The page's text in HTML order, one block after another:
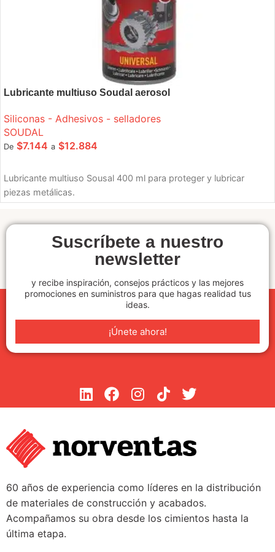
Lubricante multiuso Soudal aerosol
Siliconas - Adhesivos - selladores
SOUDAL
De $7.144 a $12.884
Lubricante multiuso Sousal 400 ml para proteger y lubricar
piezas metálicas.
Suscríbete a nuestro
newsletter
y recibe inspiración, consejos prácticos y las mejores
promociones en suministros para que hagas realidad tus
ideas.
¡Únete ahora!
60 años de experiencia como líderes en la distribución
de materiales de construcción y acabados.
Acompañamos su obra desde los cimientos hasta la
última etapa.